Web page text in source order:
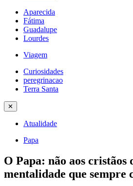
Aparecida
Fátima
Guadalupe
Lourdes
Viagem
Curiosidades
peregrinacao
Terra Santa
✕
Atualidade
Papa
O Papa: não aos cristãos
mentalidade que sempre